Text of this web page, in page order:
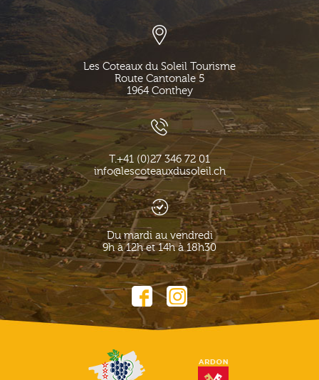
Les Coteaux du Soleil Tourisme
Route Cantonale 5
1964 Conthey
T.+41 (0)27 346 72 01
info@lescoteauxdusoleil.ch
Du mardi au vendredi
9h à 12h et 14h à 18h30